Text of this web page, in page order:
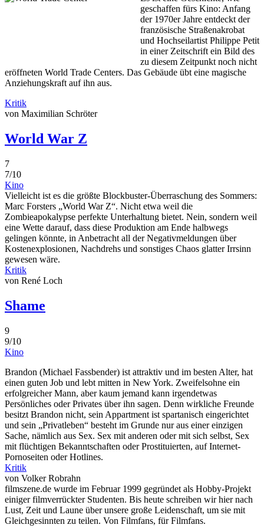
geschaffen fürs Kino: Anfang
der 1970er Jahre entdeckt der
französische Straßenakrobat
und Hochseilartist Philippe Petit
in einer Zeitschrift ein Bild des
zu diesem Zeitpunkt noch nicht
eröffneten World Trade Centers. Das Gebäude übt eine magische
Anziehungskraft auf ihn aus.
Kritik
von Maximilian Schröter
World War Z
7
7/10
Kino
Vielleicht ist es die größte Blockbuster-Überraschung des Sommers:
Marc Forsters „World War Z“. Nicht etwa weil die
Zombieapokalypse perfekte Unterhaltung bietet. Nein, sondern weil
eine Wette darauf, dass diese Produktion am Ende halbwegs
gelingen könnte, in Anbetracht all der Negativmeldungen über
Kostenexplosionen, Nachdrehs und sonstiges Chaos glatter Irrsinn
gewesen wäre.
Kritik
von René Loch
Shame
9
9/10
Kino
Brandon (Michael Fassbender) ist attraktiv und im besten Alter, hat
einen guten Job und lebt mitten in New York. Zweifelsohne ein
erfolgreicher Mann, aber kaum jemand kann irgendetwas
Persönliches oder Privates über ihn sagen. Denn wirkliche Freunde
besitzt Brandon nicht, sein Appartment ist spartanisch eingerichtet
und sein „Privatleben“ besteht im Grunde nur aus einer einzigen
Sache, nämlich aus Sex. Sex mit anderen oder mit sich selbst, Sex
mit flüchtigen Bekanntschaften oder Prostituierten, auf Internet-
Pornoseiten oder Hotlines.
Kritik
von Volker Robrahn
filmszene.de wurde im Februar 1999 gegründet als Hobby-Projekt
einiger filmverrückter Studenten. Bis heute schreiben wir hier nach
Lust, Zeit und Laune über unsere große Leidenschaft, um sie mit
Gleichgesinnten zu teilen. Von Filmfans, für Filmfans.